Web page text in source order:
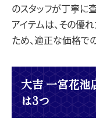
のスタッフが丁寧に
アイテムは、その優
ため、適正な価格で
大吉 一宮花
は3つ